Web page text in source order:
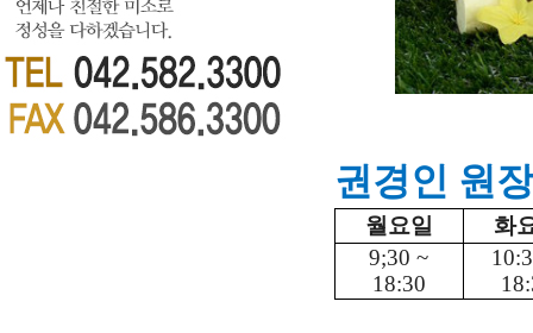
권경인 원
월요일
화
9;30 ~
18:30